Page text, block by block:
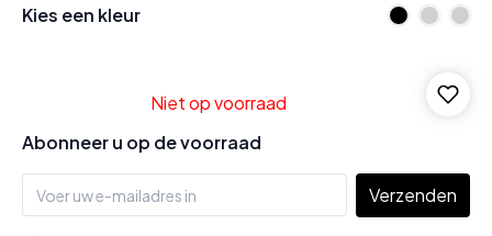
Kies een kleur
Niet op voorraad
Abonneer u op de voorraad
Verzenden